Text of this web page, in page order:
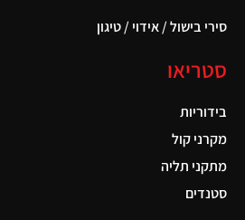
סירי בישול / אידוי / טיגון
סטריאו
בידוריות
מקרני קול
מתקני תליה
סטנדים